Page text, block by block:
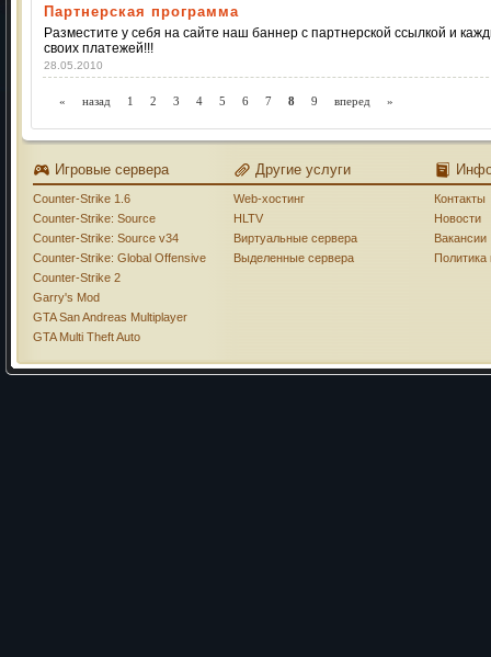
Партнерская программа
Разместите у себя на сайте наш баннер с партнерской ссылкой и
своих платежей!!!
28.05.2010
« назад 1 2 3 4 5 6 7 8 9 вперед »
Игровые сервера
Counter-Strike 1.6
Counter-Strike: Source
Counter-Strike: Source v34
Counter-Strike: Global Offensive
Counter-Strike 2
Garry's Mod
GTA San Andreas Multiplayer
GTA Multi Theft Auto
Другие услуги
Web-хостинг
HLTV
Виртуальные сервера
Выделенные сервера
Контакты
Новости
Вакансии
Политика